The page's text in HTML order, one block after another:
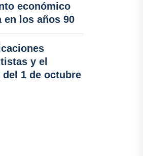
económico
en los años 90
y el
1 de octubre